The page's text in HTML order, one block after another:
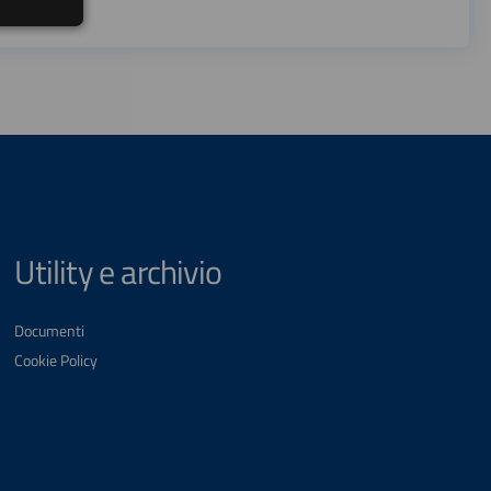
Utility e archivio
Documenti
Cookie Policy